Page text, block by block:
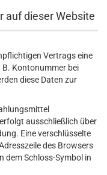
auf dieser Website
Vertrags eine
Kontonummer bei
diese Daten zur
ausschließlich über
Eine verschlüsselte
des Browsers
dem Schloss-Symbol in